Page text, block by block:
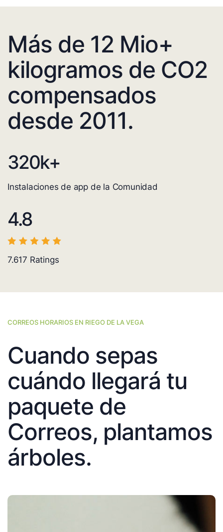
Más de 12 Mio+
kilogramos de CO2
compensados
desde 2011.
320k+
Instalaciones de app de la Comunidad
4.8
7.617 Ratings
CORREOS HORARIOS EN RIEGO DE LA VEGA
Cuando sepas
cuándo llegará tu
paquete de
Correos, plantamos
árboles.